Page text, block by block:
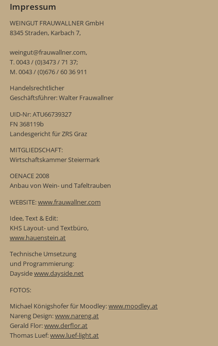
Impressum
WEINGUT FRAUWALLNER GmbH
8345 Straden, Karbach 7,
weingut@frauwallner.com,
T. 0043 / (0)3473 / 71 37;
M. 0043 / (0)676 / 60 36 911
Handelsrechtlicher
Geschäftsführer: Walter Frauwallner
UID-Nr: ATU66739327
FN 368119b
Landesgericht für ZRS Graz
MITGLIEDSCHAFT:
Wirtschaftskammer Steiermark
OENACE 2008
Anbau von Wein- und Tafeltrauben
WEBSITE:www.frauwallner.com
Idee, Text & Edit:
KHS Layout- und Textbüro,
www.hauenstein.at
Technische Umsetzung
und Programmierung:
Daysidewww.dayside.net
FOTOS:
Michael Königshofer für Moodley:www.moodley.at
Nareng Design:www.nareng.at
Gerald Flor:www.derflor.at
Thomas Luef:www.luef-light.at